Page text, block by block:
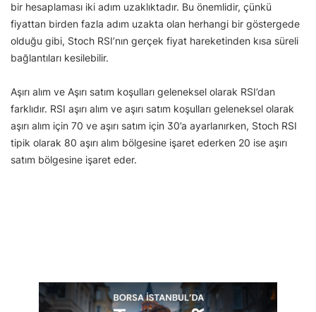
bir hesaplaması iki adım uzaklıktadır. Bu önemlidir, çünkü
fiyattan birden fazla adım uzakta olan herhangi bir göstergede
olduğu gibi, Stoch RSI’nın gerçek fiyat hareketinden kısa süreli
bağlantıları kesilebilir.
Aşırı alım ve Aşırı satım koşulları geleneksel olarak RSI’dan
farklıdır. RSI aşırı alım ve aşırı satım koşulları geleneksel olarak
aşırı alım için 70 ve aşırı satım için 30’a ayarlanırken, Stoch RSI
tipik olarak 80 aşırı alım bölgesine işaret ederken 20 ise aşırı
satım bölgesine işaret eder.